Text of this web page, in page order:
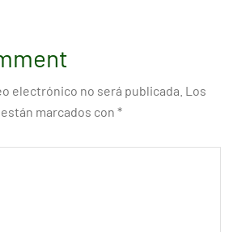
electrónico no será publicada. Los
marcados con *